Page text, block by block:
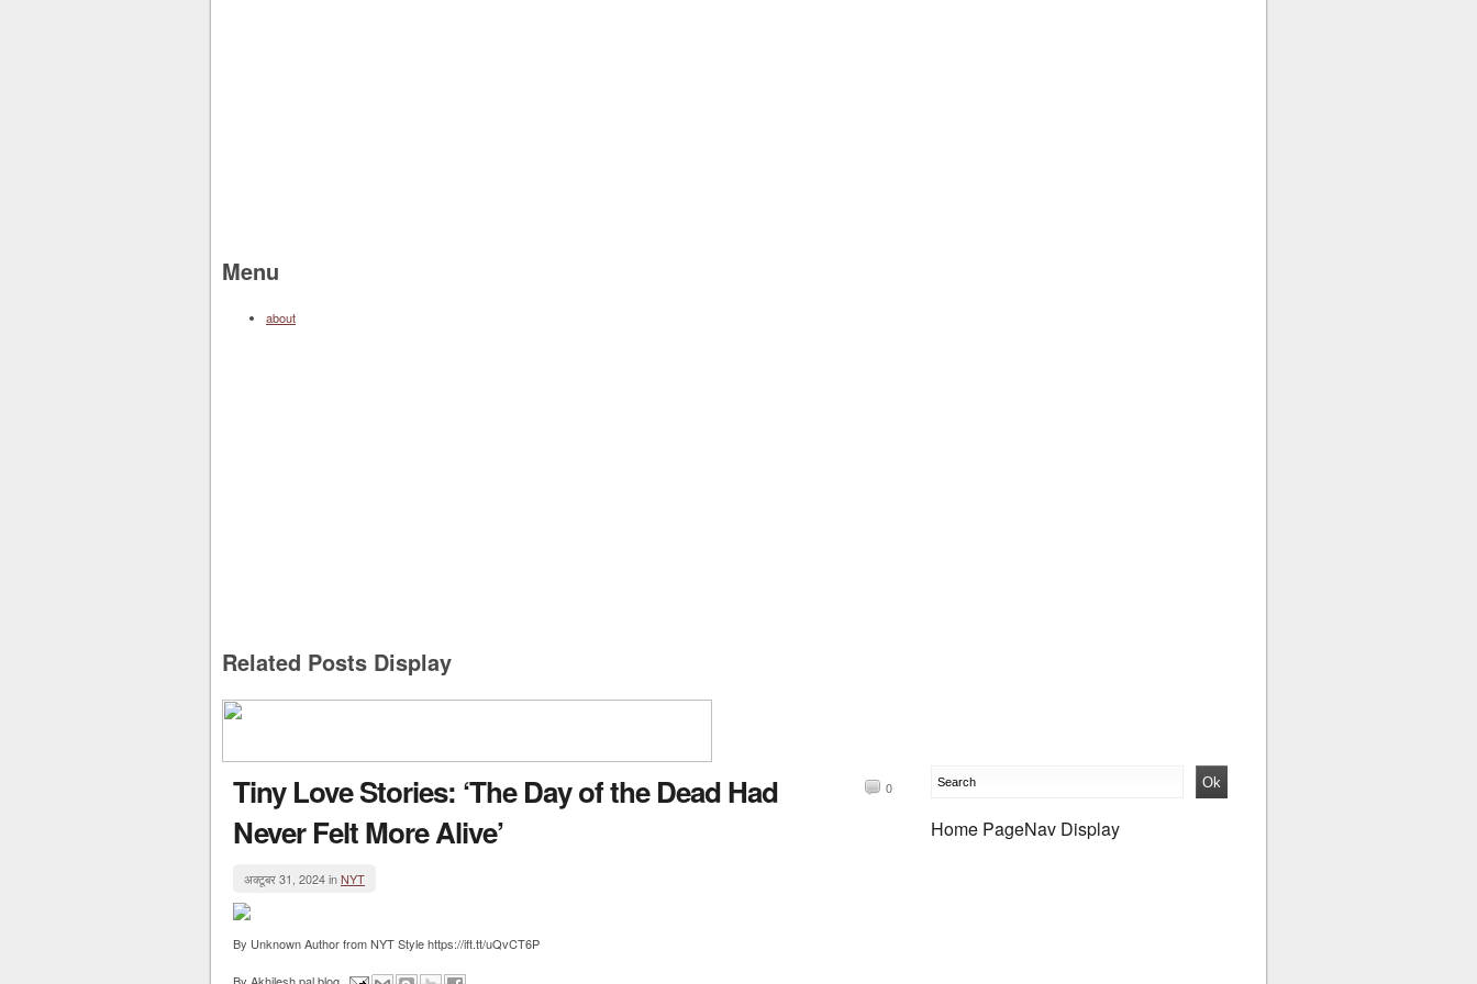
Menu
about
Related Posts Display
Tiny Love Stories: ‘The Day of the Dead Had
Never Felt More Alive’
0
अक्टूबर 31, 2024 inNYT
By Unknown Author from NYT Style https://ift.tt/uQvCT6P
Home PageNav Display